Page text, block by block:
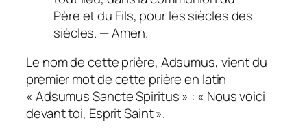
Père et du Fils, pour les siècles des
siècles. — Amen.
Le nom de cette prière, Adsumus, vient du
premier mot de cette prière en latin
«Adsumus Sancte Spiritus» : « Nous voici
devant toi, Esprit Saint ».